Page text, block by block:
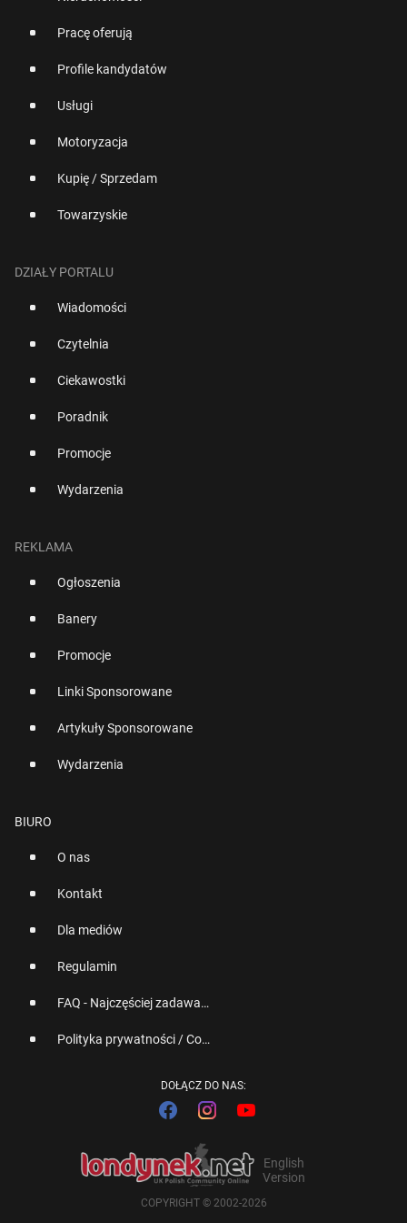
Pracę oferują
Profile kandydatów
Usługi
Motoryzacja
Kupię / Sprzedam
Towarzyskie
DZIAŁY PORTALU
Wiadomości
Czytelnia
Ciekawostki
Poradnik
Promocje
Wydarzenia
REKLAMA
Ogłoszenia
Banery
Promocje
Linki Sponsorowane
Artykuły Sponsorowane
Wydarzenia
BIURO
O nas
Kontakt
Dla mediów
Regulamin
FAQ - Najczęściej zadawane pytania
Polityka prywatności / Cookies
DOŁĄCZ DO NAS:
English
Version
COPYRIGHT © 2002-2026